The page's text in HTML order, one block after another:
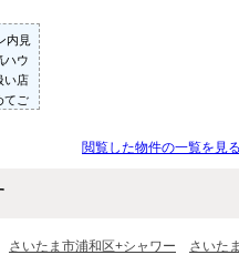
内見
ハウ
い店
てご
閲覧した物件の一覧を見る
さいたま市浦和区+シャワー さいた